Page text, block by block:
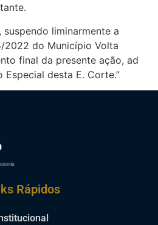
suspendo liminarmente a
2022 do Município Volta
final da presente ação, ad
Especial desta E. Corte.”
Rápidos